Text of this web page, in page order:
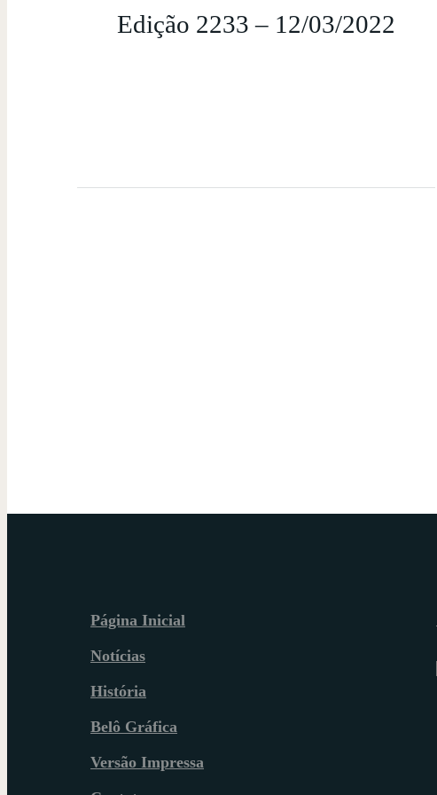
Edição 2233 – 12/03/2022
Página Inicial
Notícias
História
Belô Gráfica
Versão Impressa